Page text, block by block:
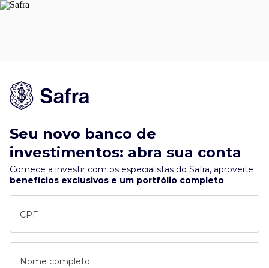
Seu novo banco de
investimentos: abra sua conta
Comece a investir com os especialistas do Safra, aproveite
benefícios exclusivos e um portfólio completo.
CPF
Nome completo